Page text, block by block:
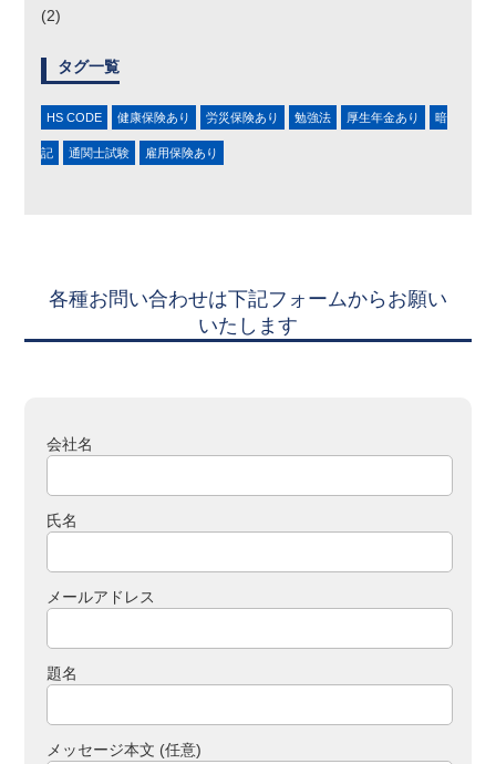
(2)
タグ一覧
HS CODE 健康保険あり 労災保険あり 勉強法 厚生年金あり 暗
記 通関士試験 雇用保険あり
各種お問い合わせは下記フォームからお願い
いたします
会社名
氏名
メールアドレス
題名
メッセージ本文 (任意)